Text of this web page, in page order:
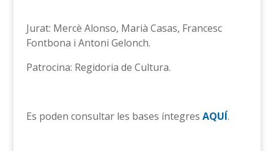
Jurat: Mercè Alonso, Marià Casas, Francesc
Fontbona i Antoni Gelonch.
Patrocina: Regidoria de Cultura.
Es poden consultar les bases íntegres AQUÍ.